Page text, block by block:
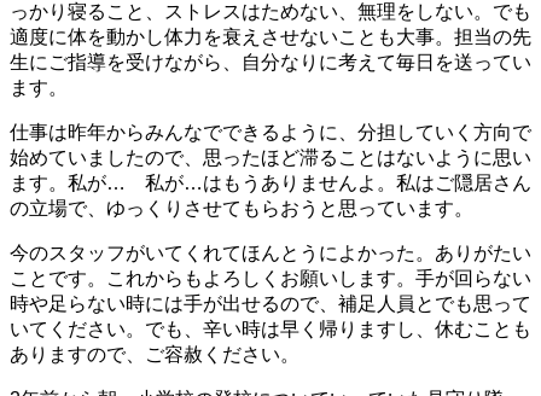
っかり寝ること、ストレスはためない、無理をしない。でも
適度に体を動かし体力を衰えさせないことも大事。担当の先
生にご指導を受けながら、自分なりに考えて毎日を送ってい
ます。
仕事は昨年からみんなでできるように、分担していく方向で
始めていましたので、思ったほど滞ることはないように思い
ます。私が… 私が…はもうありませんよ。私はご隠居さん
の立場で、ゆっくりさせてもらおうと思っています。
今のスタッフがいてくれてほんとうによかった。ありがたい
ことです。これからもよろしくお願いします。手が回らない
時や足らない時には手が出せるので、補足人員とでも思って
いてください。でも、辛い時は早く帰りますし、休むことも
ありますので、ご容赦ください。